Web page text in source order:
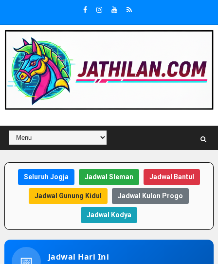
Seluruh Jogja Jadwal Sleman Jadwal Bantul
Jadwal Gunung Kidul Jadwal Kulon Progo
Jadwal Kodya
Jadwal Hari Ini